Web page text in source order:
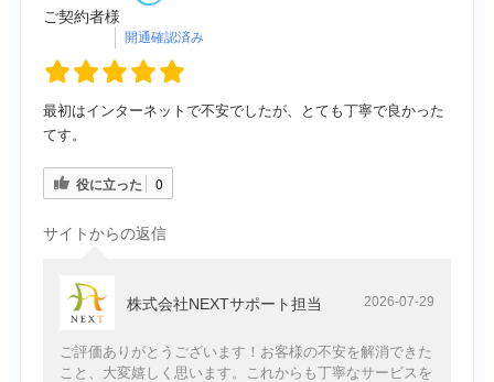
ご契約者様
最初はインターネットで不安でしたが、とても丁寧で良かった
てす。
役に立った 0
サイトからの返信
株式会社NEXTサポート担当 2026-07-29
ご評価ありがとうございます！お客様の不安を解消できた
こと、大変嬉しく思います。これからも丁寧なサービスを